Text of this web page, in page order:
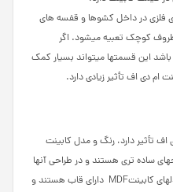
فلزی در داخل کشوها و قفسه­ های
کوچک تعبیه می­شود. اگر
این قسمت­ها می­تواند بسیار کمک
دی اف تأثیر زیادی دارد.
تأثیر دارد، رنگ و مدل کابینت
ساده ­تری هستند و در طراحی آنها
از قاب استفاده نشده است. اما برخی از مدل­های کابینتMDF دارای قاب هستند و